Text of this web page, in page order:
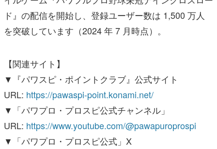
ド』の配信を開始し、登録ユーザー数は 1,500 万人
を突破しています（2024 年 7 月時点）。
【関連サイト】
▼『パワスピ・ポイントクラブ』公式サイト
URL: https://pawaspi-point.konami.net/
▼「パワプロ・プロスピ公式チャンネル」
URL: https://www.youtube.com/@pawapuroprospi
▼「パワプロ・プロスピ公式」X